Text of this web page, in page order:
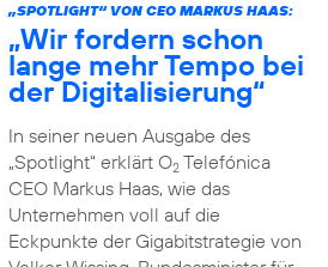
„SPOTLIGHT“ VON CEO MARKUS HAAS:
„Wir fordern schon
lange mehr Tempo bei
der Digitalisierung“
In seiner neuen Ausgabe des
„Spotlight“ erklärt O2Telefónica
CEO Markus Haas, wie das
Unternehmen voll auf die
Eckpunkte der Gigabitstrategie von